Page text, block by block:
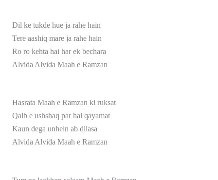
Dil ke tukde hue ja rahe hain
Tere aashiq mare ja rahe hain
Ro ro kehta hai har ek bechara
Alvida Alvida Maah e Ramzan
Hasrata Maah e Ramzan ki ruksat
Qalb e ushshaq par hai qayamat
Kaun dega unhein ab dilasa
Alvida Alvida Maah e Ramzan